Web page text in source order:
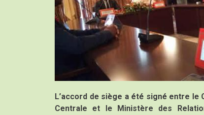
L’accord de siège a été signé entre
Centrale et le Ministère des